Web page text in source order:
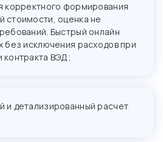
корректного формирования
стоимости, оценка не
Быстрый онлайн
без исключения расходов при
контракта ВЭД;
и детализированный расчет